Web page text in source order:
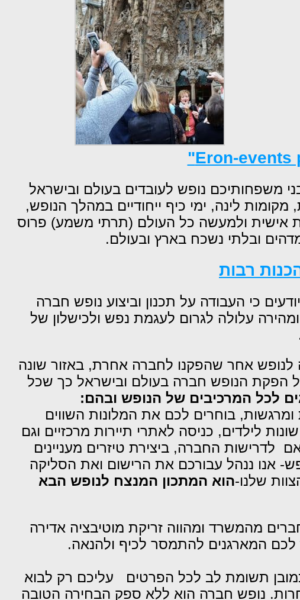
Eron-events
"
משפחותיכם נופש לעובדים בעולם ובישראל
לינה, ימי כיף ייחודיים במהלך הנופש,
אישית ולמעשה כל העולם (תרתי משמע) פרוס
ובלתי נשכח בארץ ובעולם.
רבות
כי העבודה על תכנון וביצוע נופש חברה
עלולה לגרום לעגמת נפש ולכישלון של
אחר שהפקנו לחברה אחרת, באזור שונה
הפקת הנופש חברה בעולם ובישראל כך שכל
לכל המרכיבים של הנופש ובהם:
בוחרים לכם את המלונות השווים
לילדים, כניסה לאתרי תיירות מרכזיים וגם
לדרישות החברה, ביצירת טיזרים מעניינים
אנו ננהל עבורכם את הרישום ואת הסליקה
שלנו-הוא המתכון המנצח לנופש הבא
מהמשרד ומהווה זריקת מוטיבציה אדירה
לכם המארגנים להתמסר לכיף ולהנאה.
תשומת לב לכל הפרטים עליכם רק לבוא
נופש חברה הוא ללא ספק הבחירה הטובה